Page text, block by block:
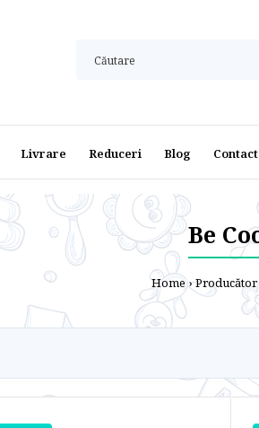
Livrare Reduceri Blog
Be
Home Producător